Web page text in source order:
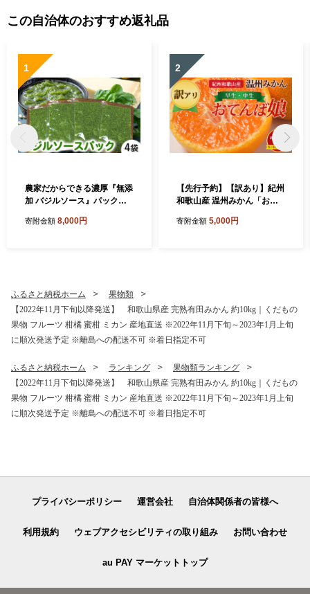
この自治体のおすすめ返礼品
1
農家だからできる濃厚『無添
加 バジルソース』パック入
寄附金額 8,000円
2
【先行予約】【訳あり】紀州
和歌山産 温州みかん「おて
～2L サイズ混合（早生・中
寄附金額 5,000円
ふるさと納税ホーム
果物類
【2022年11月下旬以降発送】 和歌山県産 完熟有田みかん 約10kg｜くだもの
果物 フルーツ 柑橘 蜜柑 ミカン 産地直送 ※2022年11月下旬～2023年1月上旬
に順次発送予定 ※離島への配送不可 ※着日指定不可
ふるさと納税ホーム ランキング
果物類ランキング
【2022年11月下旬以降発送】 和歌山県産 完熟有田みかん 約10kg｜くだもの
果物 フルーツ 柑橘 蜜柑 ミカン 産地直送 ※2022年11月下旬～2023年1月上旬
に順次発送予定 ※離島への配送不可 ※着日指定不可
プライバシーポリシー 運営会社 自治体関係者の皆様へ
利用規約 ウェブアクセシビリティの取り組み お問い合わせ
au PAY マーケットトップ